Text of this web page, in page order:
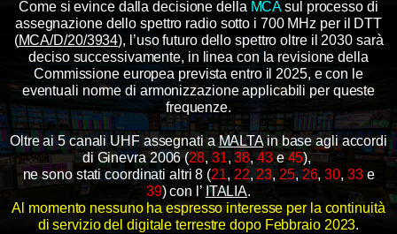
Come si evince dalla decisione della MCA sul processo di
assegnazione dello spettro radio sotto i 700 MHz per il DTT
(MCA/D/20/3934), l’uso futuro dello spettro oltre il 2030 sarà
deciso successivamente, in linea con la revisione della
Commissione europea prevista entro il 2025, e con le
eventuali norme di armonizzazione applicabili per queste
frequenze.
Oltre ai 5 canali UHF assegnati aMALTAin base agli accordi
di Ginevra 2006 (28, 31,38,43e45),
ne sono staticoordinati altri 8 (21, 22, 23, 25, 26,30, 33e
39) con l’ ITALIA.
Al momento nessuno ha espresso interesse per la continuità
di servizio del digitale terrestre dopo Febbraio 2023.